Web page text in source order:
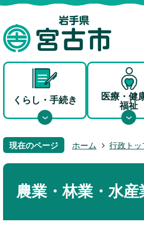
くらし・手続き
医療・健
福祉
現在のページ ホーム 行政ト
農業・林業・水産